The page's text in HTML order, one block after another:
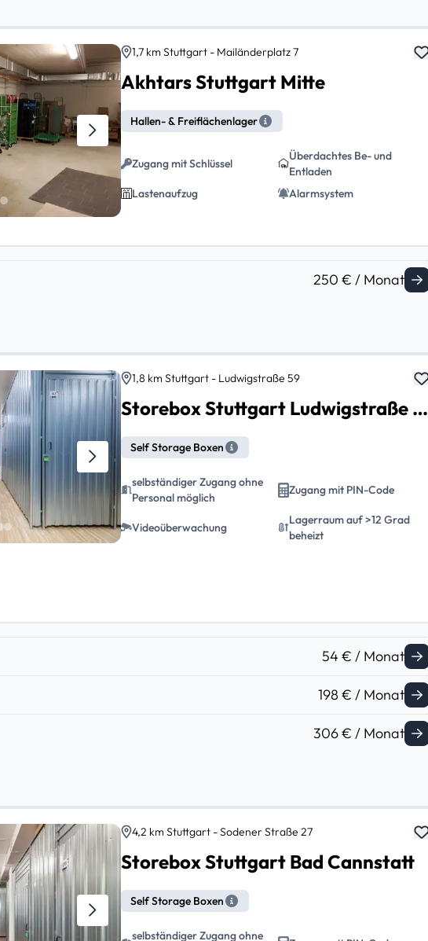
1,7 km Stuttgart - Mailänderplatz 7
Akhtars Stuttgart Mitte
Hallen- & Freiflächenlager
Zugang mit Schlüssel
Überdachtes Be- und
Entladen
Lastenaufzug
Alarmsystem
250 € / Monat
1,8 km Stuttgart - Ludwigstraße 59
Storebox Stuttgart Ludwigstraße 59
Self Storage Boxen
selbständiger Zugang ohne
Personal möglich
Zugang mit PIN-Code
Videoüberwachung
Lagerraum auf >12 Grad
beheizt
54 € / Monat
198 € / Monat
306 € / Monat
4,2 km Stuttgart - Sodener Straße 27
Storebox Stuttgart Bad Cannstatt
Self Storage Boxen
selbständiger Zugang ohne